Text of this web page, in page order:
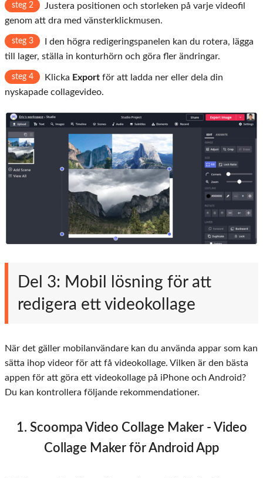
steg 2
Justera positionen och storleken på varje videofil
genom att dra med vänsterklickmusen.
steg 3
I den högra redigeringspanelen kan du rotera, lägga
till lager, ställa in konturhörn och göra fler ändringar.
steg 4 Klicka Export för att ladda ner eller dela din
nyskapade collagevideo.
Del 3: Mobil lösning för att
redigera ett videokollage
När det gäller mobilanvändare kan du använda appar som kan
sätta ihop videor för att få videokollage. Vilken är den bästa
appen för att göra ett videokollage på iPhone och Android?
Du kan kontrollera följande rekommendationer.
1. Scoompa Video Collage Maker - Video
Collage Maker för Android App